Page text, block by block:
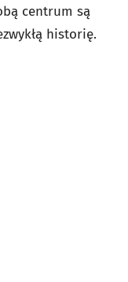
centrum są
historię.